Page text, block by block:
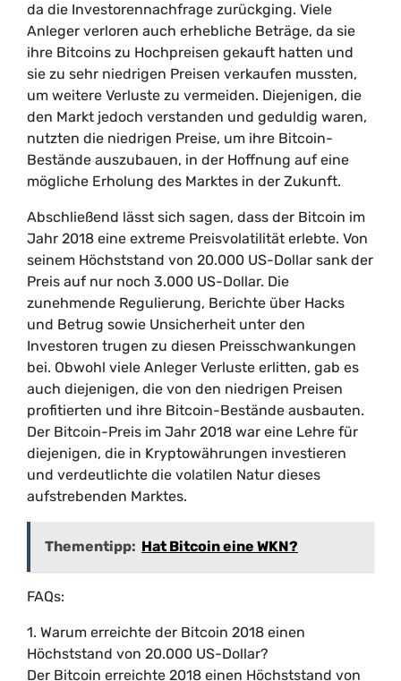
da die Investorennachfrage zurückging. Viele
Anleger verloren auch erhebliche Beträge, da sie
ihre Bitcoins zu Hochpreisen gekauft hatten und
sie zu sehr niedrigen Preisen verkaufen mussten,
um weitere Verluste zu vermeiden. Diejenigen, die
den Markt jedoch verstanden und geduldig waren,
nutzten die niedrigen Preise, um ihre Bitcoin-
Bestände auszubauen, in der Hoffnung auf eine
mögliche Erholung des Marktes in der Zukunft.
Abschließend lässt sich sagen, dass der Bitcoin im
Jahr 2018 eine extreme Preisvolatilität erlebte. Von
seinem Höchststand von 20.000 US-Dollar sank der
Preis auf nur noch 3.000 US-Dollar. Die
zunehmende Regulierung, Berichte über Hacks
und Betrug sowie Unsicherheit unter den
Investoren trugen zu diesen Preisschwankungen
bei. Obwohl viele Anleger Verluste erlitten, gab es
auch diejenigen, die von den niedrigen Preisen
profitierten und ihre Bitcoin-Bestände ausbauten.
Der Bitcoin-Preis im Jahr 2018 war eine Lehre für
diejenigen, die in Kryptowährungen investieren
und verdeutlichte die volatilen Natur dieses
aufstrebenden Marktes.
Thementipp: Hat Bitcoin eine WKN?
FAQs:
1. Warum erreichte der Bitcoin 2018 einen
Höchststand von 20.000 US-Dollar?
Der Bitcoin erreichte 2018 einen Höchststand von